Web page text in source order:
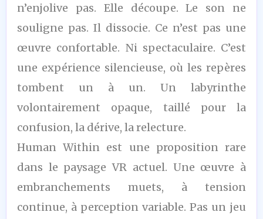
n’enjolive pas. Elle découpe. Le son ne
souligne pas. Il dissocie. Ce n’est pas une
œuvre confortable. Ni spectaculaire. C’est
une expérience silencieuse, où les repères
tombent un à un. Un labyrinthe
volontairement opaque, taillé pour la
confusion, la dérive, la relecture.
Human Within est une proposition rare
dans le paysage VR actuel. Une œuvre à
embranchements muets, à tension
continue, à perception variable. Pas un jeu